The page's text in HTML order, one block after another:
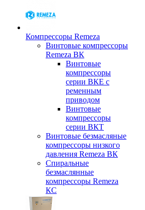
Компрессоры Remeza
Винтовые компрессоры
Remeza ВК
Винтовые
компрессоры
серии ВКЕ с
ременным
приводом
Винтовые
компрессоры
серии ВКТ
Винтовые безмасляные
компрессоры низкого
давления Remeza ВК
Спиральные
безмаслянные
компрессоры Remeza
КС